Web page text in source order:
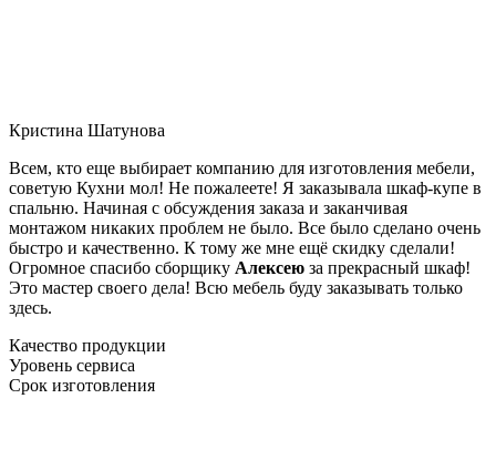
Кристина Шатунова
Всем, кто еще выбирает компанию для изготовления мебели,
советую Кухни мол! Не пожалеете! Я заказывала шкаф-купе в
спальню. Начиная с обсуждения заказа и заканчивая
монтажом никаких проблем не было. Все было сделано очень
быстро и качественно. К тому же мне ещё скидку сделали!
Огромное спасибо сборщику Алексею за прекрасный шкаф!
Это мастер своего дела! Всю мебель буду заказывать только
здесь.
Качество продукции
Уровень сервиса
Срок изготовления